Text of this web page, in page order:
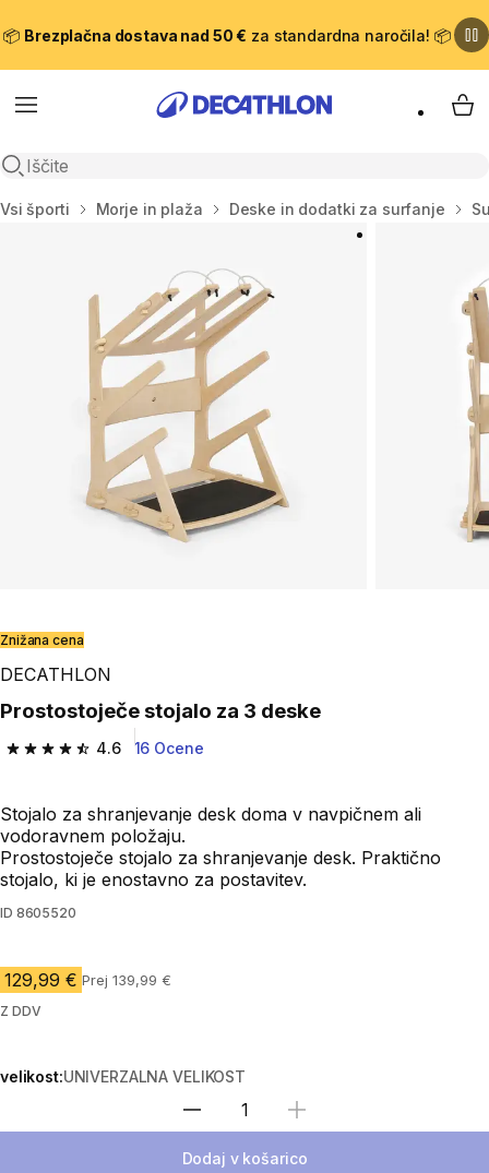
📦 Brezplačna dostava nad 50 € za standardna naročila! 📦
Meni
Odpri iskanje
Domov
Vsi športi Morje in plaža Deske in dodatki za surfanje
Znižana cena
DECATHLON
Prostostoječe stojalo za 3 deske
4.6
4.6 od 5 zvezdic from 16 ocene
16 Ocene
Stojalo za shranjevanje desk doma v navpičnem ali
vodoravnem položaju.
Prostostoječe stojalo za shranjevanje desk. Praktično
stojalo, ki je enostavno za postavitev.
ID 8605520
129,99 € Prej 139,99 €
Z DDV
velikost:UNIVERZALNA VELIKOST
Izberite količino
Dodaj v košarico